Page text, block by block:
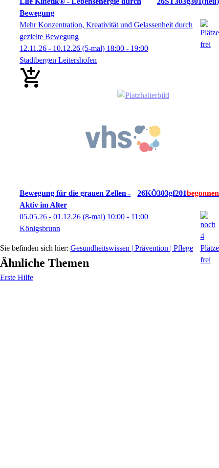
Bewegung für die grauen Zellen -
Aktiv im Alter
26KÖ303gf201
05.05.26 - 01.12.26 (8-mal) 10:00 - 11:00
Königsbrunn
Bewegung
Mehr Konzentration, Kreativität und Gelassenheit durch
gezielte Bewegung
12.11.26 - 10.12.26 (5-mal) 18:00 - 19:00
Stadtbergen Leitershofen
Gesundheitswissen | Prävention | Pflege
Ähnliche Themen
Erste Hilfe